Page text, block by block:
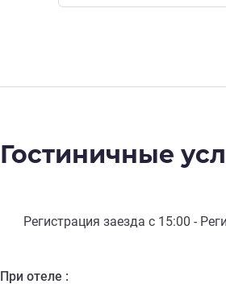
Гостиничные
Регистрация заезда с 15:00 -
При отеле